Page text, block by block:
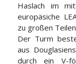
Haslach im
europäsiche
zu großen
Der Turm
aus
durch ein V-